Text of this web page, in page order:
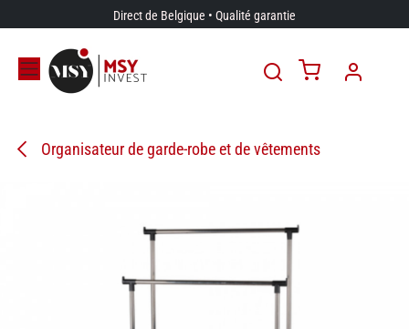
Se rendre au contenuDirect de Belgique • Qualité garantie
Organisateur de garde-robe et de vêtements